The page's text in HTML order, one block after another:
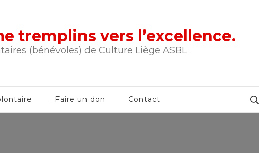
tremplins vers l’excellence.
(bénévoles) de Culture Liège ASBL
Faire un don Contact